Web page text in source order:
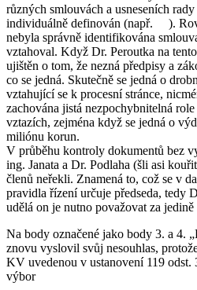
různých smlouvách a usneseních
individuálně definován (např. ).
nebyla správně identifikována
vztahoval. Když Dr. Peroutka na
ujištěn o tom, že nezná předpisy a
co se jedná. Skutečně se jedná o
vztahující se k procesní stránce,
zachována jistá nezpochybnitelná
vztazích, zejména když se jedná o
miliónu korun.
V průběhu kontroly dokumentů bez
ing. Janata a Dr. Podlaha (šli asi
členů neřekli. Znamená to, což se v
pravidla řízení určuje předseda, tedy
udělá on je nutno považovat za
Na body označené jako body 3. a 4.
znovu vyslovil svůj nesouhlas,
KV uvedenou v ustanovení 119
výbor